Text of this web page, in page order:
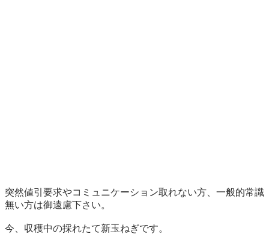
突然値引要求やコミュニケーション取れない方、一般的常識
無い方は御遠慮下さい。
今、収穫中の採れたて新玉ねぎです。